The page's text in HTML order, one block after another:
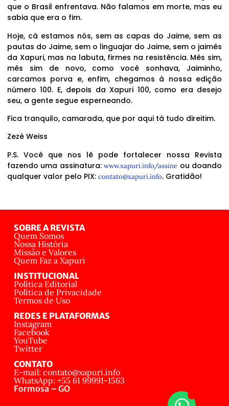
que o Brasil enfrentava. Não falamos em morte, mas eu
sabia que era o fim.
Hoje, cá estamos nós, sem as capas do Jaime, sem as
pautas do Jaime, sem o linguajar do Jaime, sem o jaimês
da Xapuri, mas na labuta, firmes na resistência. Mês sim,
mês sim de novo, como você sonhava, Jaiminho,
carcamos porva e, enfim, chegamos à nossa edição
número 100. E, depois da Xapuri 100, como era desejo
seu, a gente segue esperneando.
Fica tranquilo, camarada, que por aqui tá tudo direitim.
Zezé Weiss
P.S. Você que nos lê pode fortalecer nossa Revista
fazendo uma assinatura:www.xapuri.info/assine ou doando
qualquer valor pelo PIX: contato@xapuri.info. Gratidão!
SOBRE A REVISTA
Quem Somos
Nossa História
Missão e Valores
Quem Faz a Xapuri
INSTITUCIONAL
Política Editorial
Política de Privacidade
Termos de Uso
REDES E PLATAFORMAS
Instagram
Facebook
YouTube
Twitter
CONTATO
E-mail: contato@xapuri.info
WhatsApp: +55 61 99991-1563
Formosa – GO